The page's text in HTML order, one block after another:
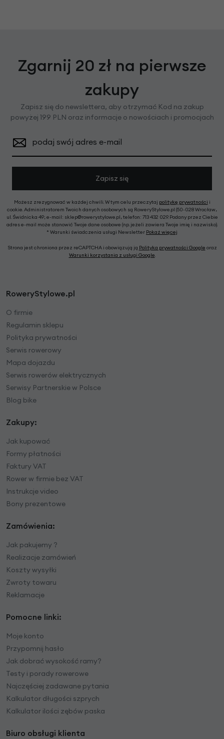
Zgarnij 20 zł na pierwsze
zakupy
Zapisz się do newslettera, aby otrzymać Kod na zakup
powyżej 199 PLN oraz informacje o nowościach i promocjach
podaj swój adres e-mail
Zapisz się
Możesz zrezygnować w każdej chwili. W tym celu przeczytaj politykę prywatności i
cookie. Administratorem Twoich danych osobowych są RoweryStylowe.pl (50-028 Wrocław,
ul. Świdnicka 49; e-mail: sklep@rowerystylowe.pl, telefon: 713 432 029. Podany przez Ciebie
adres e-mail może stanowić Twoje dane osobowe (np. jeżeli zawiera Twoje imię i nazwisko).
* Warunki świadczenia usługi Newsletter Pokaż więcej
Strona jest chroniona przez reCAPTCHA i obowiązują ją Polityka prywatności Google oraz
Warunki korzystania z usługi Google.
RoweryStylowe.pl
O firmie
Regulamin sklepu
Polityka prywatności
Serwis rowerowy
Mapa dojazdu
Serwis rowerów elektrycznych
Serwisy Partnerskie w Polsce
Blog bike
Zakupy:
Jak kupować
Formy płatności
Faktury VAT
Rower w firmie bez VAT
Instrukcje video
Bony prezentowe
Zamówienia:
Jak pakujemy ?
Realizacje zamówień
Koszty wysyłki
Zwroty towaru
Reklamacje
Pomocne linki:
Moje konto
Przypomnij hasło
Jak dobrać wysokość ramy?
Testy i porady rowerowe
Najczęściej zadawane pytania
Kalkulator długości szprych
Kalkulator ilości zębów paska
Biuro obsługi klienta